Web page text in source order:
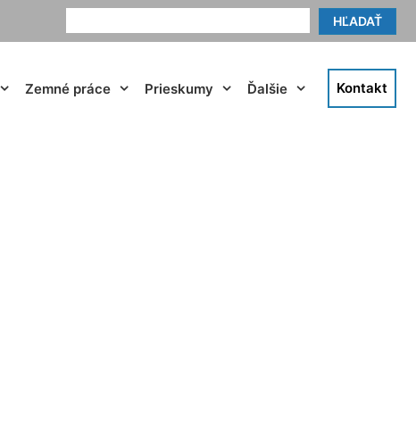
HĽADAŤ
Zemné práce Prieskumy Ďalšie Kontakt